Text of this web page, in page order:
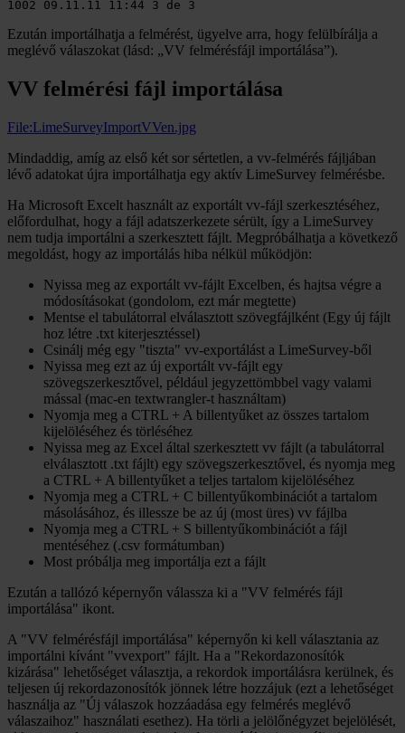
Ezután importálhatja a felmérést, ügyelve arra, hogy felülbírálja a
meglévő válaszokat (lásd: „VV felmérésfájl importálása”).
VV felmérési fájl importálása
File:LimeSurveyImportVVen.jpg
Mindaddig, amíg az első két sor sértetlen, a vv-felmérés fájljában
lévő adatokat újra importálhatja egy aktív LimeSurvey felmérésbe.
Ha Microsoft Excelt használt az exportált vv-fájl szerkesztéséhez,
előfordulhat, hogy a fájl adatszerkezete sérült, így a LimeSurvey
nem tudja importálni a szerkesztett fájlt. Megpróbálhatja a következő
megoldást, hogy az importálás hiba nélkül működjön:
Nyissa meg az exportált vv-fájlt Excelben, és hajtsa végre a
módosításokat (gondolom, ezt már megtette)
Mentse el tabulátorral elválasztott szövegfájlként (Egy új fájlt
hoz létre .txt kiterjesztéssel)
Csinálj még egy "tiszta" vv-exportálást a LimeSurvey-ből
Nyissa meg ezt az új exportált vv-fájlt egy
szövegszerkesztővel, például jegyzettömbbel vagy valami
mással (mac-en textwrangler-t használtam)
Nyomja meg a CTRL + A billentyűket az összes tartalom
kijelöléséhez és törléséhez
Nyissa meg az Excel által szerkesztett vv fájlt (a tabulátorral
elválasztott .txt fájlt) egy szövegszerkesztővel, és nyomja meg
a CTRL + A billentyűket a teljes tartalom kijelöléséhez
Nyomja meg a CTRL + C billentyűkombinációt a tartalom
másolásához, és illessze be az új (most üres) vv fájlba
Nyomja meg a CTRL + S billentyűkombinációt a fájl
mentéséhez (.csv formátumban)
Most próbálja meg importálja ezt a fájlt
Ezután a tallózó képernyőn válassza ki a "VV felmérés fájl
importálása" ikont.
A "VV felmérésfájl importálása" képernyőn ki kell választania az
importálni kívánt "vvexport" fájlt. Ha a "Rekordazonosítók
kizárása" lehetőséget választja, a rekordok importálásra kerülnek, és
teljesen új rekordazonosítók jönnek létre hozzájuk (ezt a lehetőséget
használja az "Új válaszok hozzáadása egy felmérés meglévő
válaszaihoz" használati esethez). Ha törli a jelölőnégyzet bejelölését,